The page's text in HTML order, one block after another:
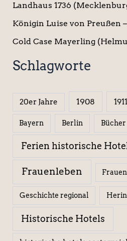
Landhaus 1736
Königin Luise von Preußen
Cold Case Mayerling
Schlagworte
20er Jahre 1908 1911
Bayern Berlin Bücher
Ferien historische
Frauenleben
Geschichte regional
Historische Hotels